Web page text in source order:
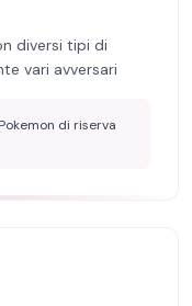
diversi tipi di
vari avversari
di riserva